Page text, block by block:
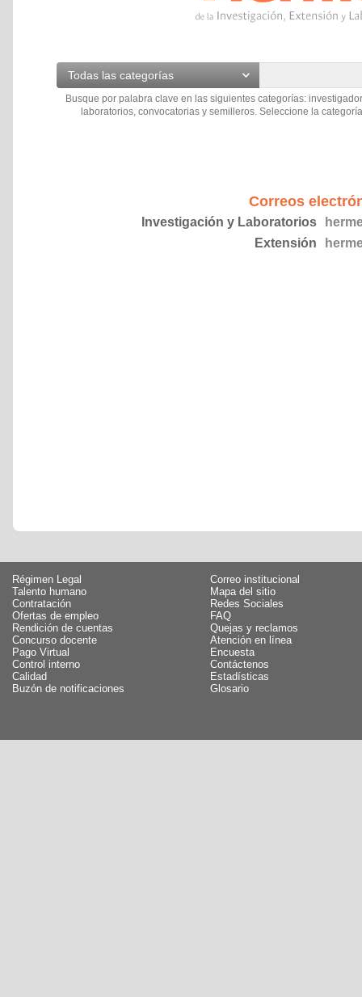
Todas las categorías
Busque por palabra clave en las siguientes categorías:
laboratorios, convocatorias y semilleros. Seleccione la
Correos
Investigación y Laboratorios
Extensión
Régimen Legal
Talento humano
Contratación
Ofertas de empleo
Rendición de cuentas
Concurso docente
Pago Virtual
Control interno
Calidad
Buzón de notificaciones
Correo institucional
Mapa del sitio
Redes Sociales
FAQ
Quejas y reclamos
Atención en línea
Encuesta
Contáctenos
Estadísticas
Glosario